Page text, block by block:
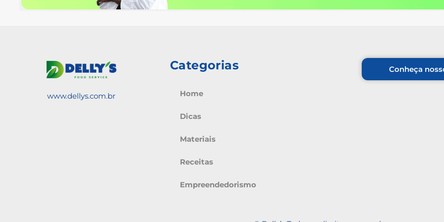
www.dellys.com.br
Categorias
Home
Dicas
Materiais
Receitas
Empreendedorismo
Conheça